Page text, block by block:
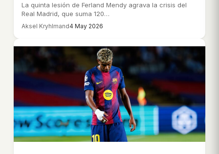
La quinta lesión de Ferland Mendy agrava la crisis del
Real Madrid, que suma 120…
Aksel Kryhlmand4 May 2026